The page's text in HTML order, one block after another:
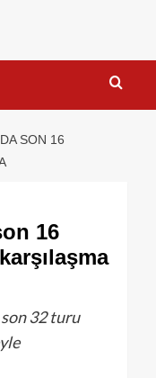
SON 16
16
son 32 turu